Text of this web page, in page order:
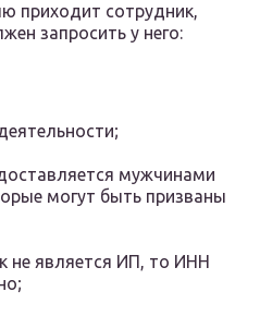
приходит сотрудник,
запросить у него:
мужчинами
могут быть призваны
не является ИП, то ИНН